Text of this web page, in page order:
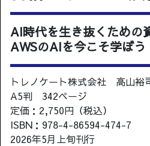
AI時代を生き抜くための
AWSのAIを今こそ学ぼう
トレノケート株式会社 高山裕
A5判 342ページ
定価：2,750円（税込）
ISBN：978-4-86594-474-7
2026年5月上旬刊行